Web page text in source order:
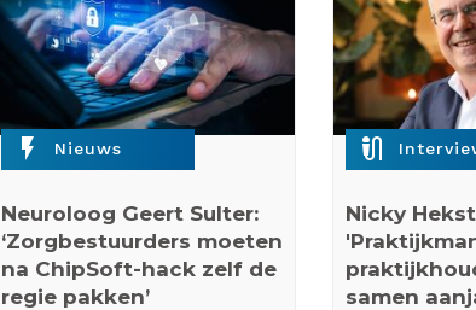
flash_on Nieuws
Neuroloog Geert Sulter:
‘Zorgbestuurders moeten
na ChipSoft-hack zelf de
regie pakken’
mic_external_on
Nicky
samen